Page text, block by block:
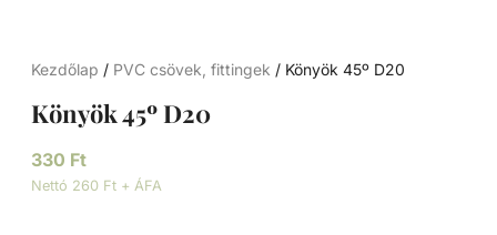
Kezdőlap / PVC csövek, fittingek / Könyök 45º D20
Könyök 45º D20
330 Ft
Nettó 260 Ft + ÁFA